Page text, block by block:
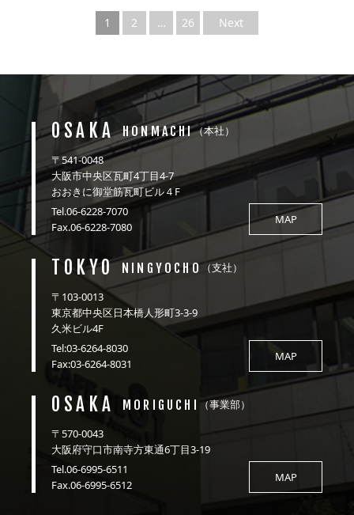
1 2 … 26 Next
OSAKA HONMACHI（本社）
〒541-0048
大阪市中央区瓦町4丁目4-7
おおきに御堂筋瓦町ビル４F
Tel.06-6228-7070
Fax.06-6228-7080
MAP
TOKYO NINGYOCHO（支社）
〒103-0013
東京都中央区日本橋人形町3-3-9
久米ビル4F
Tel:03-6264-8030
Fax:03-6264-8031
MAP
OSAKA MORIGUCHI （事業部）
〒570-0043
大阪府守口市南寺方東通6丁目3-19
Tel.06-6995-6511
Fax.06-6995-6512
MAP